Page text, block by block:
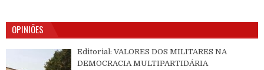
OPINIÕES
Editorial: VALORES DOS MILITARES NA
DEMOCRACIA MULTIPARTIDÁRIA